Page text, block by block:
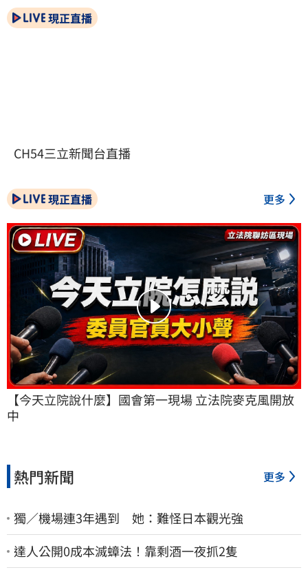
現正直播
CH54三立新聞台直播
現正直播 更多
【今天立院說什麼】國會第一現場 立法院麥克風開放
中
熱門新聞 更多
獨／機場連3年遇到 她：難怪日本觀光強
達人公開0成本滅蟑法！靠剩酒一夜抓2隻